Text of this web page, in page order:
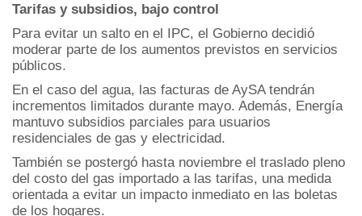
Tarifas y subsidios, bajo control
Para evitar un salto en el IPC, el Gobierno decidió
moderar parte de los aumentos previstos en servicios
públicos.
En el caso del agua, las facturas de AySA tendrán
incrementos limitados durante mayo. Además, Energía
mantuvo subsidios parciales para usuarios
residenciales de gas y electricidad.
También se postergó hasta noviembre el traslado pleno
del costo del gas importado a las tarifas, una medida
orientada a evitar un impacto inmediato en las boletas
de los hogares.